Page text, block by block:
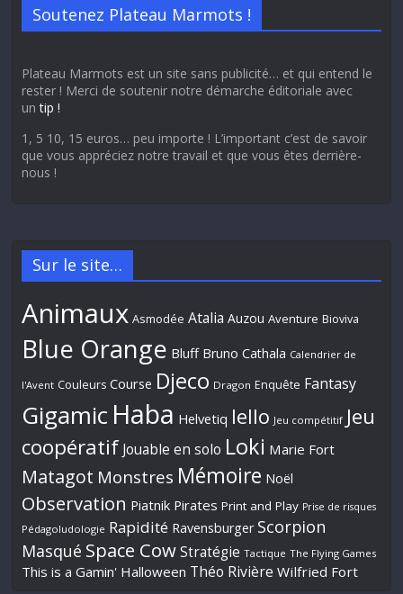
Soutenez Plateau Marmots !
Plateau Marmots est un site sans publicité… et qui entend le
rester ! Merci de soutenir notre démarche éditoriale avec
untip !
1, 5 10, 15 euros… peu importe ! L’important c’est de savoir
que vous appréciez notre travail et que vous êtes derrière-
nous !
Sur le site…
Animaux Asmodée Atalia Auzou Aventure Bioviva
Blue Orange Bluff Bruno Cathala Calendrier de
l'Avent Couleurs Course Djeco Dragon Enquête Fantasy
Gigamic Haba Helvetiq Iello Jeu compétitif Jeu
coopératif Jouable en solo Loki Marie Fort
Matagot Monstres Mémoire Noël
Observation Piatnik Pirates Print and Play Prise de risques
Pédagoludologie Rapidité Ravensburger Scorpion
Masqué Space Cow Stratégie Tactique The Flying Games
This is a Gamin' Halloween Théo Rivière Wilfried Fort